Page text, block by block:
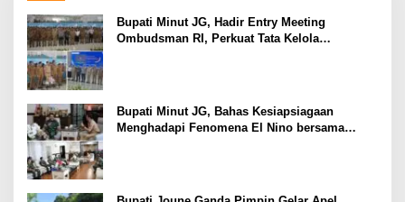
Bupati Minut JG, Hadir Entry Meeting
Ombudsman RI, Perkuat Tata Kelola
Bupati Minut JG, Bahas Kesiapsiagaan
Menghadapi Fenomena El Nino bersama